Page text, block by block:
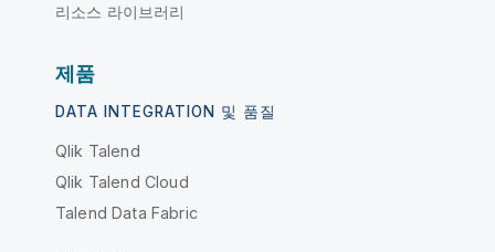
리소스 라이브러리
제품
DATA INTEGRATION 및 품질
Qlik Talend
Qlik Talend Cloud
Talend Data Fabric